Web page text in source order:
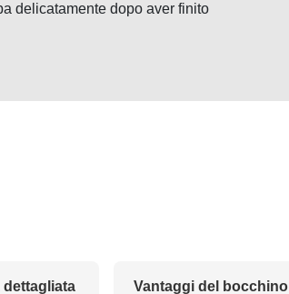
delicatamente dopo aver finito
dettagliata
Vantaggi del bocchino